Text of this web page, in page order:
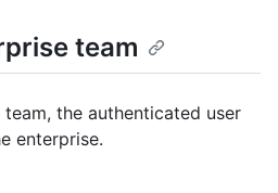
team
the authenticated user
enterprise.